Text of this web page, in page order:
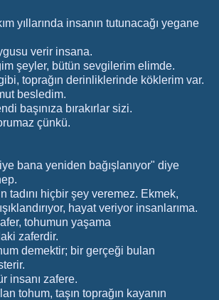
yıllarında insanın tutunacağı yegane
verir insana.
şeyler, bütün sevgilerim elimde.
toprağın derinliklerinde köklerim var.
besledim.
başınıza bırakırlar sizi.
çünkü.
bana yeniden bağışlanıyor" diye
tadını hiçbir şey veremez. Ekmek,
hayat veriyor insanlarıma.
tohumun yaşama
zaferdir.
demektir; bir gerçeği bulan
insanı zafere.
tohum, taşın toprağın kayanın